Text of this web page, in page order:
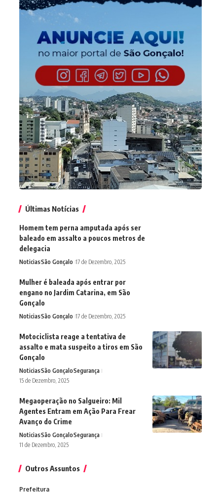
Últimas Notícias
Homem tem perna amputada após ser
baleado em assalto a poucos metros de
delegacia
NoticiasSão Gonçalo 17 de Dezembro, 2025
Mulher é baleada após entrar por
engano no Jardim Catarina, em São
Gonçalo
NoticiasSão Gonçalo 17 de Dezembro, 2025
Motociclista reage a tentativa de
assalto e mata suspeito a tiros em São
Gonçalo
NoticiasSão GonçaloSegurança
15 de Dezembro, 2025
Megaoperação no Salgueiro: Mil
Agentes Entram em Ação Para Frear
Avanço do Crime
NoticiasSão GonçaloSegurança
11 de Dezembro, 2025
Outros Assuntos
Prefeitura